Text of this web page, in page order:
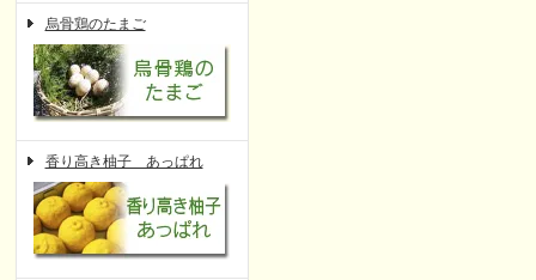
烏骨鶏のたまご
香り高き柚子 あっぱれ